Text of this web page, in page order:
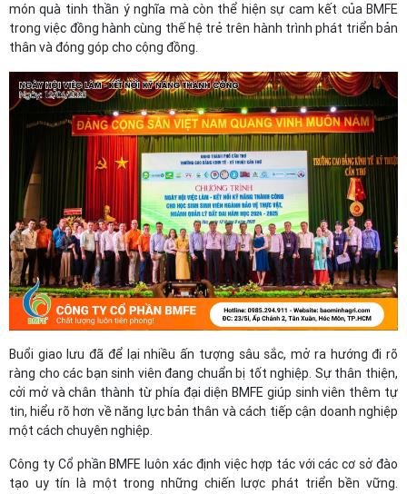
món quà tinh thần ý nghĩa mà còn thể hiện sự cam kết của BMFE
trong việc đồng hành cùng thế hệ trẻ trên hành trình phát triển bản
thân và đóng góp cho cộng đồng.
Buổi giao lưu đã để lại nhiều ấn tượng sâu sắc, mở ra hướng đi rõ
ràng cho các bạn sinh viên đang chuẩn bị tốt nghiệp. Sự thân thiện,
cởi mở và chân thành từ phía đại diện BMFE giúp sinh viên thêm tự
tin, hiểu rõ hơn về năng lực bản thân và cách tiếp cận doanh nghiệp
một cách chuyên nghiệp.
Công ty Cổ phần BMFE luôn xác định việc hợp tác với các cơ sở đào
tạo uy tín là một trong những chiến lược phát triển bền vững.